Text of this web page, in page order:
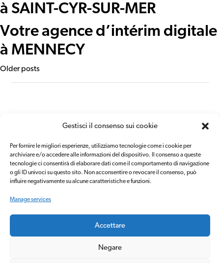
Gestisci il consenso sui cookie
Per fornire le migliori esperienze, utilizziamo tecnologie come i cookie per
archiviare e/o accedere alle informazioni del dispositivo.
Il consenso a queste
tecnologie ci consentirà di elaborare dati come il comportamento di navigazione
o gli ID univoci su questo sito. Non acconsentire o revocare il consenso, può
influire negativamente su alcune caratteristiche e funzioni.
Manage services
Accettare
Negare
à SAINT-CYR-SUR-MER
Votre agence d’intérim digitale
à MENNECY
Posts
Older posts
Area Candidati
Contatti
Canale di
segnalazione
Carta dei servizi
Copyright © 2020 Mistertemp’ group